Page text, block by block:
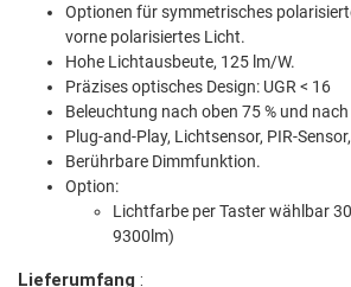
Optionen für symmetrisches
vorne polarisiertes Licht.
Hohe Lichtausbeute, 125 lm/W.
Präzises optisches Design: UGR < 16
Beleuchtung nach oben 75 % und
Plug-and-Play, Lichtsensor, PIR-
Berührbare Dimmfunktion.
Option:
Lichtfarbe per Taster wählbar
9300lm)
Lieferumfang :